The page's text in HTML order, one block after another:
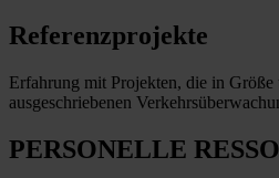
Referenzprojekte
Erfahrung mit Projekten, die in
ausgeschriebenen
PERSONELLE